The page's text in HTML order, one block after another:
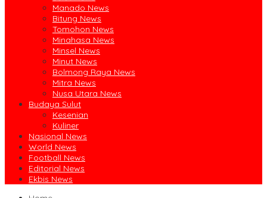
Manado News
Bitung News
Tomohon News
Minahasa News
Minsel News
Minut News
Bolmong Raya News
Mitra News
Nusa Utara News
Budaya Sulut
Kesenian
Kuliner
Nasional News
World News
Football News
Editorial News
Ekbis News